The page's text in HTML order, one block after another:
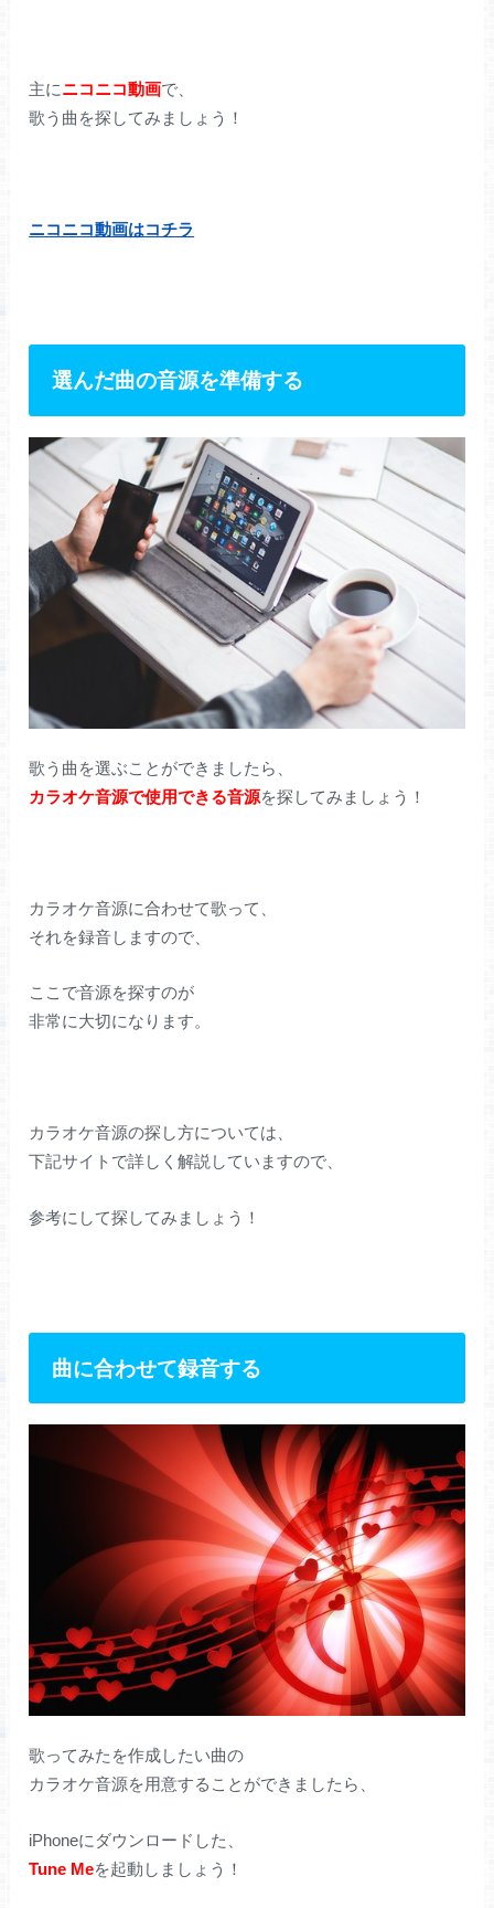
主にニコニコ動画で、
歌う曲を探してみましょう！
ニコニコ動画はコチラ
選んだ曲の音源を準備する
歌う曲を選ぶことができましたら、
カラオケ音源で使用できる音源を探してみましょう！
カラオケ音源に合わせて歌って、
それを録音しますので、
ここで音源を探すのが
非常に大切になります。
カラオケ音源の探し方については、
下記サイトで詳しく解説していますので、
参考にして探してみましょう！
曲に合わせて録音する
歌ってみたを作成したい曲の
カラオケ音源を用意することができましたら、
iPhoneにダウンロードした、
Tune Meを起動しましょう！